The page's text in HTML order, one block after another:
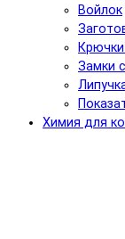
Войлок
Замки
Химия для